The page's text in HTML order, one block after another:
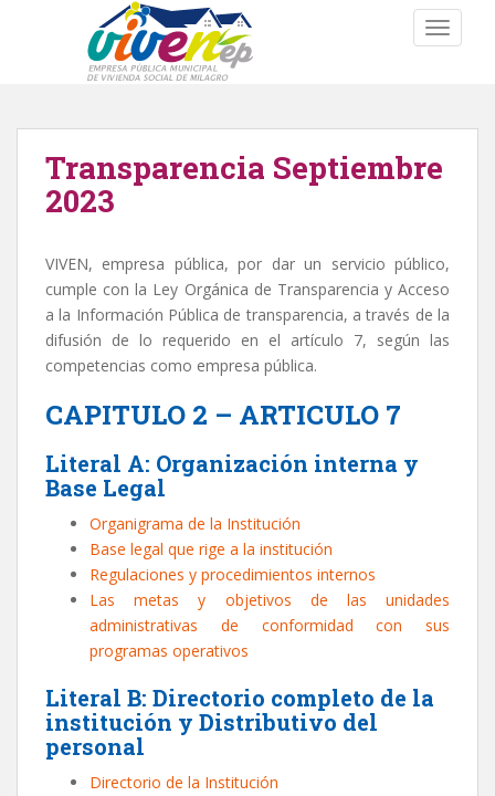
Transparencia Septiembre
2023
VIVEN, empresa pública, por dar un servicio público,
cumple con la Ley Orgánica de Transparencia y Acceso
a la Información Pública de transparencia, a través de la
difusión de lo requerido en el artículo 7, según las
competencias como empresa pública.
CAPITULO 2 – ARTICULO 7
Literal A: Organización interna y
Base Legal
Organigrama de la Institución
Base legal que rige a la institución
Regulaciones y procedimientos internos
Las metas y objetivos de las unidades
administrativas de conformidad con sus
programas operativos
Literal B: Directorio completo de la
institución y Distributivo del
personal
Directorio de la Institución